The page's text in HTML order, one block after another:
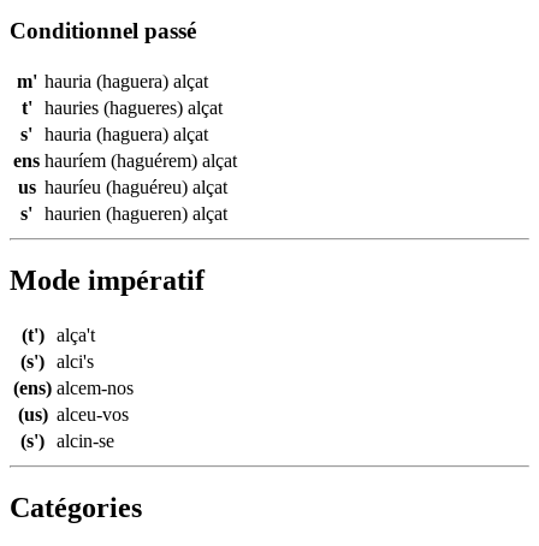
Conditionnel passé
m' hauria (haguera) alçat
t'
hauries (hagueres) alçat
s' hauria (haguera) alçat
ens hauríem (haguérem) alçat
us hauríeu (haguéreu) alçat
s' haurien (hagueren) alçat
Mode impératif
(t')
alça't
(s') alci's
(ens) alcem-nos
(us) alceu-vos
(s') alcin-se
Catégories